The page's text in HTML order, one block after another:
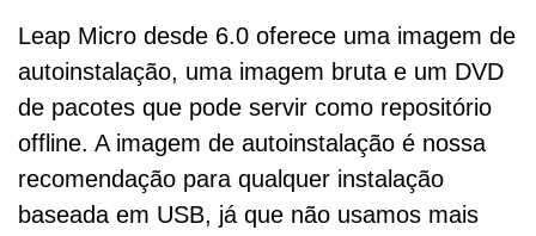
Leap Micro desde 6.0 oferece uma imagem de
autoinstalação, uma imagem bruta e um DVD
de pacotes que pode servir como repositório
offline. A imagem de autoinstalação é nossa
recomendação para qualquer instalação
baseada em USB, já que não usamos mais